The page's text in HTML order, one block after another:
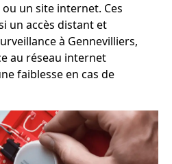
un site internet. Ces
un accès distant et
à Gennevilliers,
au réseau internet
faiblesse en cas de